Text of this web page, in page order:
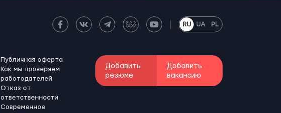
RU UA PL
Публичная оферта
Как мы проверяем
работодателей
Отказ от
ответственности
Современное
Добавить
резюме
Добавить
вакансию